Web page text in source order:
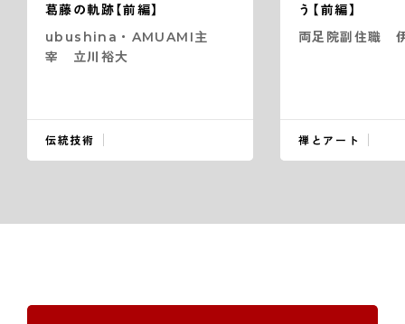
葛藤の軌跡【前編】
ubushina・AMUAMI主
宰 立川裕大
伝統技術
う【前編】
両足院副住職
禅とアート